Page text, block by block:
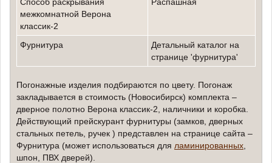
межкомнатной Верона
классик-2
Фурнитура
детальный каталог на
странице 'фурнитура'
Погонажные изделия подбираются по цвету. Погонаж
закладывается в стоимость (Новосибирск) комплекта –
дверное полотно Верона классик-2, наличники и коробка.
Действующий прейскурант фурнитуры (замков, дверных
стальных петель, ручек ) представлен на странице сайта –
Фурнитура (может использоваться для ламинированных
шпон, ПВХ дверей).